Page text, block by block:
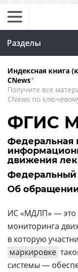
Разделы
Индексная книга
CNews*
Получите все
CNews по
ФГИС
Федеральная
движения
Федеральный
Об
ИС «МДЛП» — это
мониторинга
в которую
маркировке
системы —